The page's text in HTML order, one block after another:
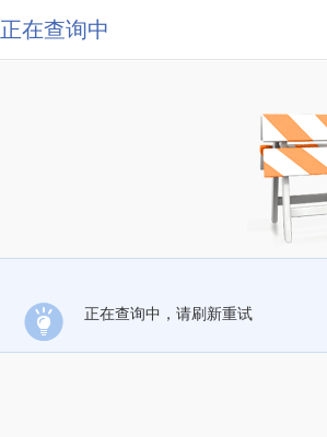
正在查询中
正在查询中，请刷新重试